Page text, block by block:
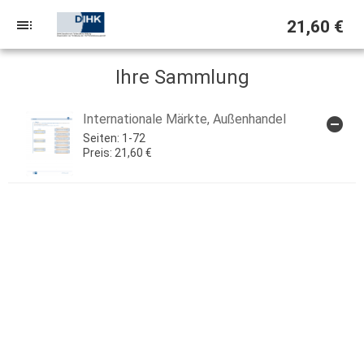
toc 21,60 €
Ihre Sammlung
Internationale Märkte, Außenhandel
Seiten: 1-72
Preis: 21,60 €
remove_circle